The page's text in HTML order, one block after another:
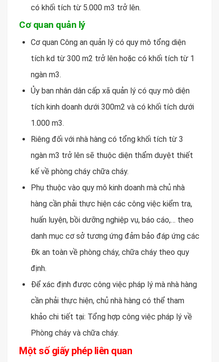
có khối tích từ 5.000 m3 trở lên.
Cơ quan quản lý
Cơ quan Công an quản lý có quy mô tổng diện
tích kd từ 300 m2 trở lên hoặc có khối tích từ 1
ngàn m3.
Ủy ban nhân dân cấp xã quản lý có quy mô diện
tích kinh doanh dưới 300m2 và có khối tích dưới
1.000 m3.
Riêng đối với nhà hàng có tổng khối tích từ 3
ngàn m3 trở lên sẽ thuộc diện thẩm duyệt thiết
kế về phòng cháy chữa cháy.
Phụ thuộc vào quy mô kinh doanh mà chủ nhà
hàng cần phải thực hiện các công việc kiểm tra,
huấn luyện, bồi dưỡng nghiệp vụ, báo cáo,… theo
danh mục cơ sở tương ứng đảm bảo đáp ứng các
Đk an toàn về phòng cháy, chữa cháy theo quy
định.
Để xác định được công việc pháp lý mà nhà hàng
cần phải thực hiện, chủ nhà hàng có thể tham
khảo chi tiết tại: Tổng hợp công việc pháp lý về
Phòng cháy và chữa cháy.
Một số giấy phép liên quan